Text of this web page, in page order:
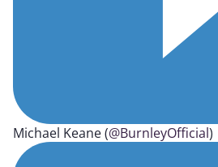
Michael Keane (@BurnleyOfficial)